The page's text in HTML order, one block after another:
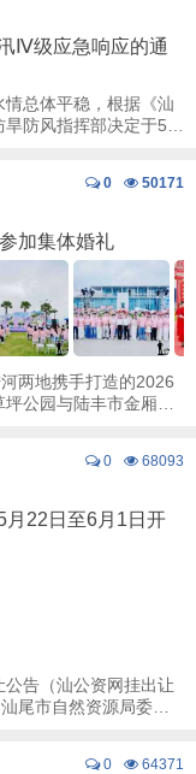
Ⅳ级应急响应的通
总体平稳，根据《汕
防风指挥部决定于5月
0 50171
加集体婚礼
两地携手打造的2026
公园与陆丰市金厢镇
0 68093
月22日至6月1日开
告（汕公资网挂出让
0 64371